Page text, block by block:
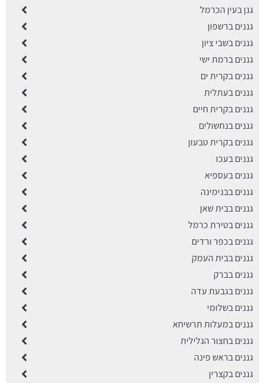
גנן בעין הכרמל
גננים ברשפון
גננים בשבי ציון
גננים ברמת ישי
גננים בקרית ים
גננים בעתלית
גננים בקרית חיים
גננים בנחשולים
גננים בקרית טבעון
גננים בעכו
גננים בעספיא
גננים בבנימינה
גננים בבית שאן
גננים בטירת כרמל
גננים בכפר ורדים
גננים בבית העמק
גננים בברק
גננים בגבעת עדה
גננים בשלומי
גננים במעלות תרשיחא
גננים בחצור הגלילית
גננים בראש פינה
גננים בקצרין